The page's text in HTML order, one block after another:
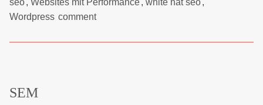
Wordpress comment
SEM